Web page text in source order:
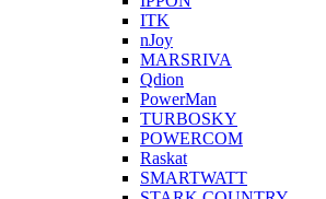
ITK
nJoy
MARSRIVA
Qdion
PowerMan
TURBOSKY
POWERCOM
Raskat
SMARTWATT